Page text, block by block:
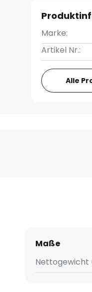
Marke:
Artikel Nr.:
Alle
Maße
Nettogewicht